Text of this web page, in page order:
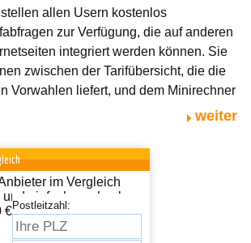
allen Usern kostenlos
zur Verfügung, die auf anderen
integriert werden können. Sie
zwischen der Tarifübersicht, die die
Vorwahlen liefert, und dem Minirechner
weiter
im Vergleich
einfach wechseln
€ sparen
Postleitzahl: